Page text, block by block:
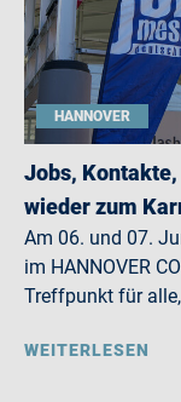
HANNOVER
Jobs,
wieder zum
Am 06. und 07.
im HANNOVER
Treffpunkt für
WEITERLESEN